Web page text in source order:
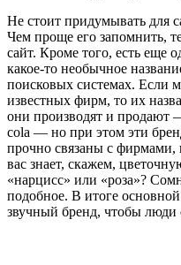
Не стоит придумывать для
Чем проще его запомнить,
сайт. Кроме того, есть еще
какое-то необычное
поисковых системах. Если
известных фирм, то их
они производят и продают
cola — но при этом эти
прочно связаны с
вас знает, скажем,
«нарцисс» или «роза»?
подобное. В итоге
звучный бренд, чтобы люди